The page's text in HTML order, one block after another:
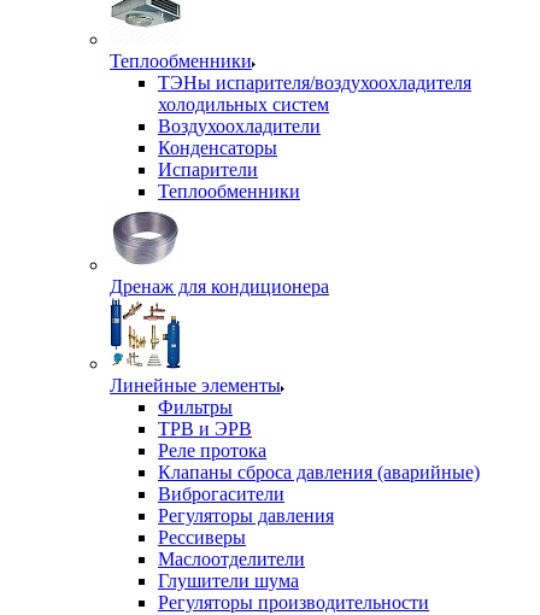
Теплообменники
ТЭНы испарителя/воздухоохладителя
холодильных систем
Воздухоохладители
Конденсаторы
Испарители
Теплообменники
Дренаж для кондиционера
Линейные элементы
Фильтры
ТРВ и ЭРВ
Реле протока
Клапаны сброса давления (аварийные)
Виброгасители
Регуляторы давления
Рессиверы
Маслоотделители
Глушители шума
Регуляторы производительности